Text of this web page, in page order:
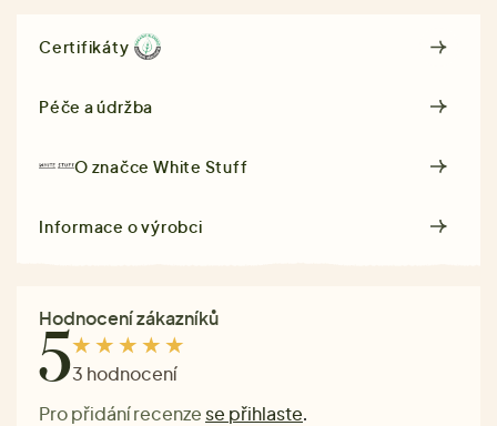
Certifikáty
Péče a údržba
O značceWhite Stuff
Informace o výrobci
Hodnocení zákazníků
53 hodnocení
Pro přidání recenze se přihlaste.